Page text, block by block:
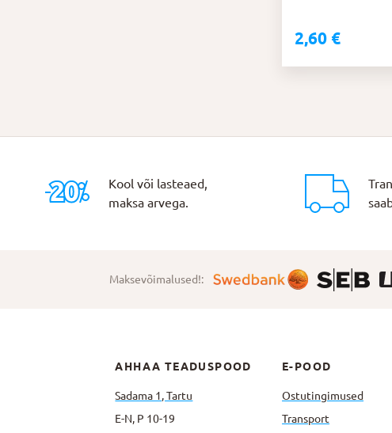
2,60 €
Kool või lasteaed,
maksa arvega.
Maksevõimalused!:
AHHAA TEADUSPOOD
Sadama 1, Tartu
E-N, P 10-19
E-POOD
Ostutingimused
Transport